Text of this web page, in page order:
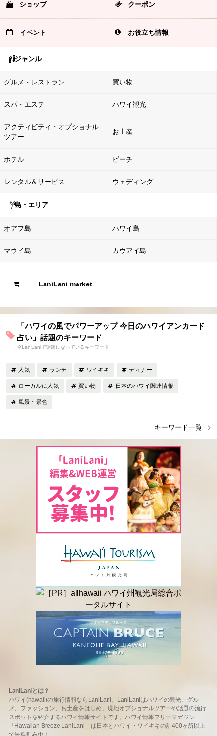
ショップ クーポン
イベント お役立ち情報
ジャンル
グルメ・レストラン 買い物
スパ・エステ ハワイ観光
アクティビティ・オプショナル
ツアー
お土産
ホテル ビーチ
レンタル＆サービス ウェディング
島・エリア
オアフ島 ハワイ島
マウイ島 カウアイ島
LaniLani market
「ハワイの風でパワーアップ 今日のハワイアンカード
占い」話題のキーワード
今LaniLaniで話題になっているキーワード
人気 ランチ ワイキキ ディナー
ローカルに人気 買い物 日本のハワイ関連情報
風景・景色
キーワード一覧
LaniLaniとは？
ハワイ(hawaii)の旅行情報ならLaniLani。LaniLaniはハワイの観光、グル
メ、ファッション、お土産をはじめ、現地オプショナルツアーや話題の流行
スポットを紹介するハワイ情報サイトです。ハワイ情報フリーマガジン
「Hawaiian Breeze LaniLani」は日本とハワイ・ワイキキの計400ヶ所以上
で無料配布中！